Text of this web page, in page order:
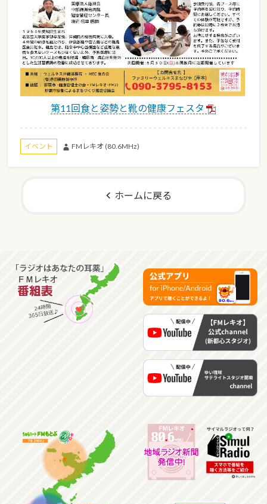
第11回食と姿勢と靴の健康フェスタ
イベント FMレキオ (80.6MHz)
ホームに戻る